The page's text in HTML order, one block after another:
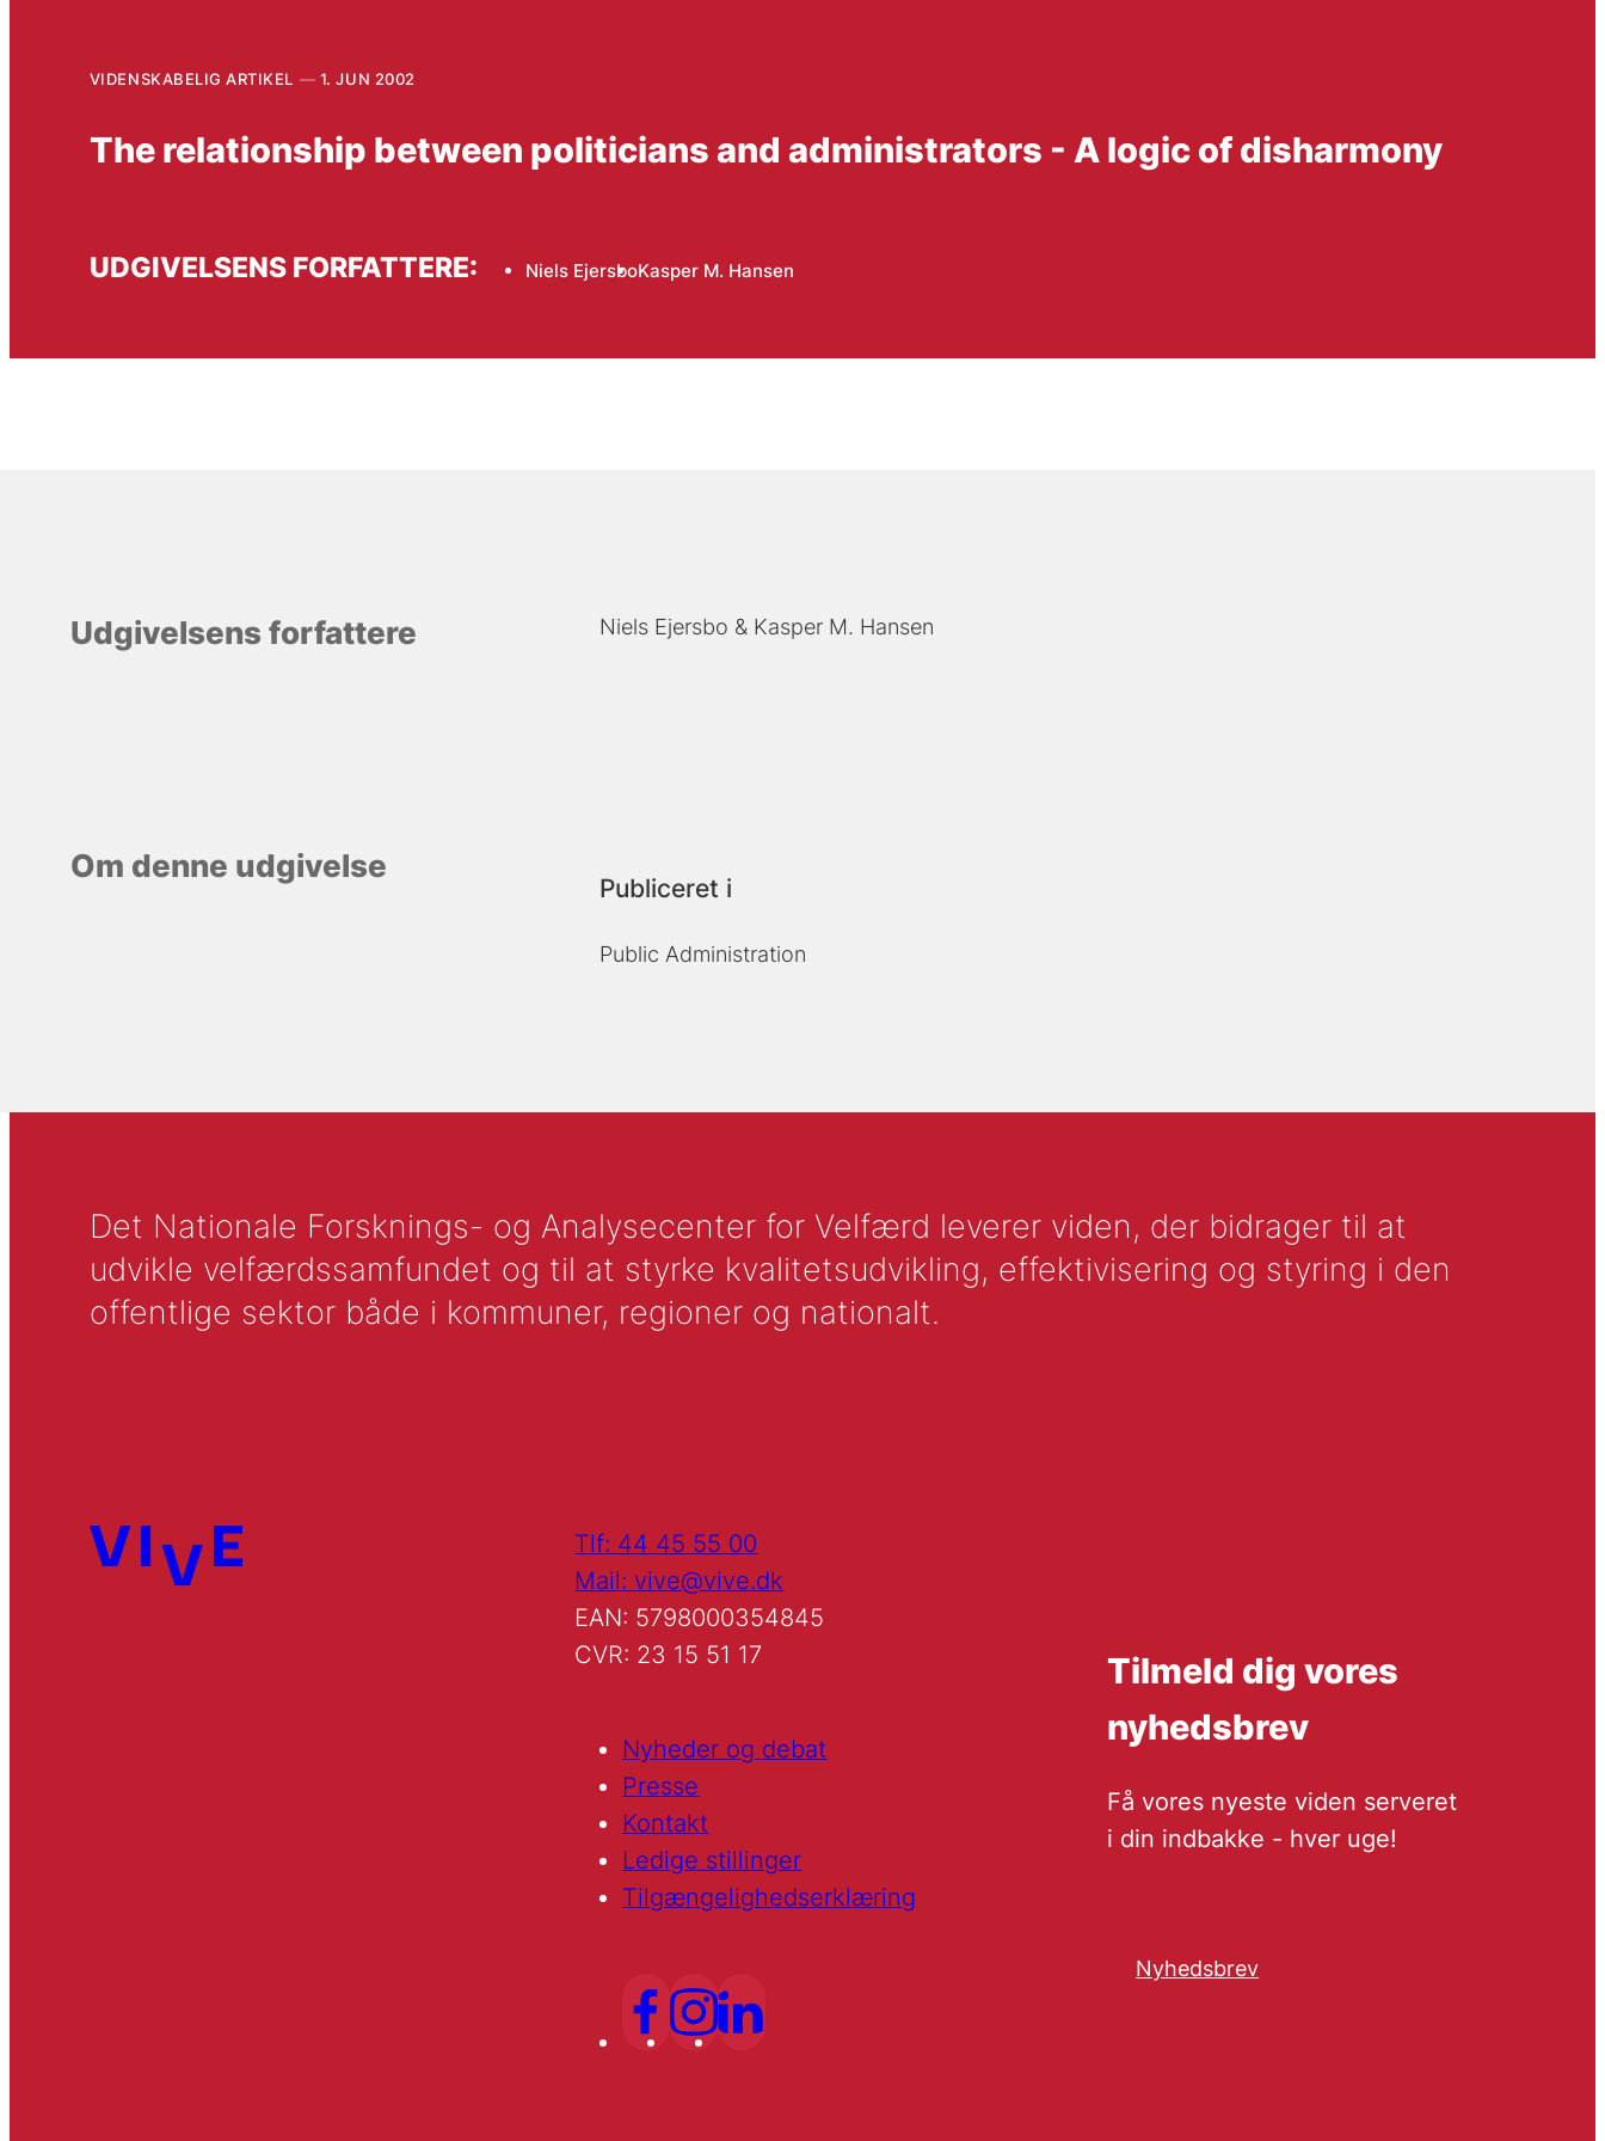
VIDENSKABELIG ARTIKEL 1. JUN 2002
The relationship between politicians and administrators - A logic of disharmony
UDGIVELSENS FORFATTERE: Niels EjersboKasper M. Hansen
Udgivelsens forfattere Niels Ejersbo Kasper M. Hansen
Om denne udgivelse
Publiceret i
Public Administration
Det Nationale Forsknings- og Analysecenter for Velfærd leverer viden, der bidrager til at
udvikle velfærdssamfundet og til at styrke kvalitetsudvikling, effektivisering og styring i den
offentlige sektor både i kommuner, regioner og nationalt.
Tlf: 44 45 55 00
Mail: vive@vive.dk
EAN: 5798000354845
CVR: 23 15 51 17
Nyheder og debat
Presse
Kontakt
Ledige stillinger
Tilgængelighedserklæring
Tilmeld dig vores
nyhedsbrev
Få vores nyeste viden serveret
i din indbakke - hver uge!
Nyhedsbrev